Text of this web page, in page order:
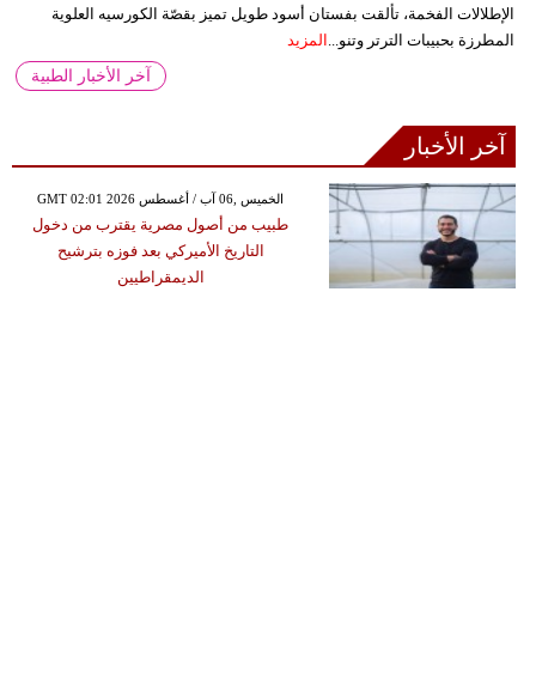
الإطلالات الفخمة، تألقت بفستان أسود طويل تميز بقصّة الكورسيه العلوية
المطرزة بحبيبات الترتر وتنو... المزيد
آخر الأخبار الطبية
آخر الأخبار
GMT 02:01 2026 الخميس ,06 آب / أغسطس
طبيب من أصول مصرية يقترب من دخول
التاريخ الأميركي بعد فوزه بترشيح
الديمقراطيين